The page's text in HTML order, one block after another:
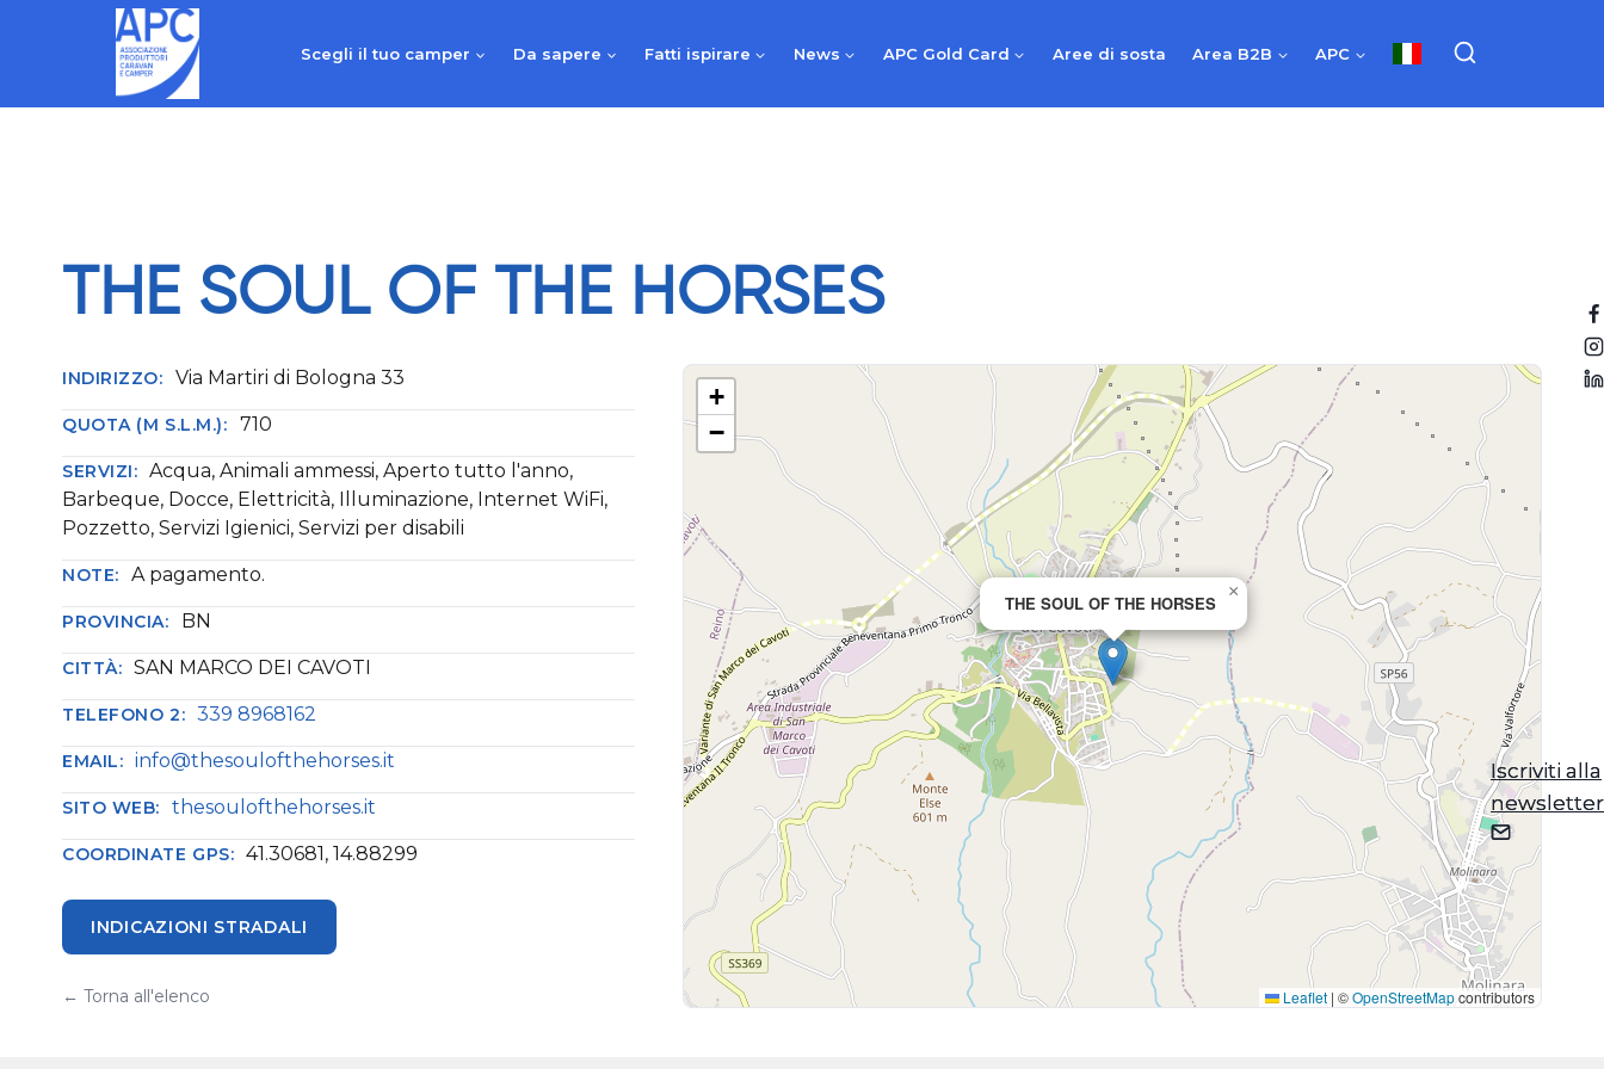
Scegli il tuo camper Da sapere Fatti ispirare News APC Gold Card Aree di sosta Area B2B APC
Iscriviti alla
newsletter
THE SOUL OF THE HORSES
INDIRIZZO: Via Martiri di Bologna 33
QUOTA (M S.L.M.): 710
SERVIZI: Acqua, Animali ammessi, Aperto tutto l'anno,
Barbeque, Docce, Elettricità, Illuminazione, Internet WiFi,
Pozzetto, Servizi Igienici, Servizi per disabili
NOTE: A pagamento.
PROVINCIA: BN
CITTÀ: SAN MARCO DEI CAVOTI
TELEFONO 2: 339 8968162
EMAIL: info@thesoulofthehorses.it
SITO WEB: thesoulofthehorses.it
COORDINATE GPS: 41.30681, 14.88299
INDICAZIONI STRADALI
← Torna all'elenco
THE SOUL OF THE HORSES
×
+
−
Leaflet | ©OpenStreetMapcontributors
Iscriviti alla
newsletter